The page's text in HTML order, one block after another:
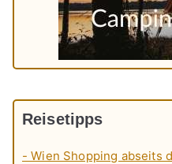
Reisetipps
- Wien Shopping abseits